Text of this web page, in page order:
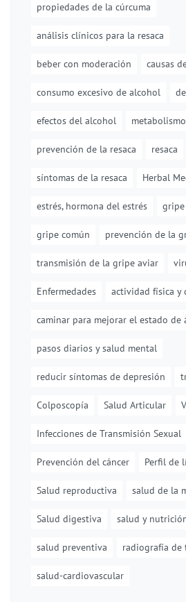
propiedades de la cúrcuma
análisis clínicos para la resaca
beber con moderación causas
consumo excesivo de alcohol
efectos del alcohol
prevención de la resaca resaca
síntomas de la resaca Herbal
estrés, hormona del estrés
gripe común prevención de la
transmisión de la gripe aviar
Enfermedades actividad física y
caminar para mejorar el estado de
pasos diarios y salud mental
reducir síntomas de depresión
Colposcopía Salud Articular
Infecciones de Transmisión Sexual
Prevención del cáncer Perfil de
Salud reproductiva salud de la
Salud digestiva salud y
salud preventiva radiografía de
salud-cardiovascular